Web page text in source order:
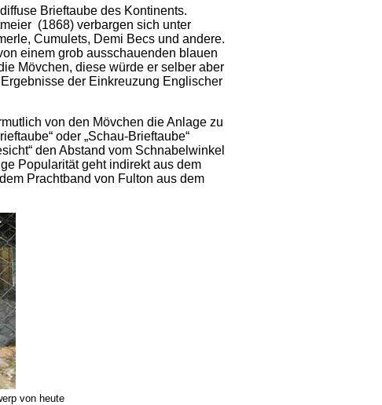
Brieftaube des Kontinents.
(1868) verbargen sich unter
Cumulets, Demi Becs und andere.
einem grob ausschauenden blauen
Mövchen, diese würde er selber aber
der Einkreuzung Englischer
von den Mövchen die Anlage zu
oder „Schau-Brieftaube“
den Abstand vom Schnabelwinkel
Popularität geht indirekt aus dem
Prachtband von Fulton aus dem
von heute